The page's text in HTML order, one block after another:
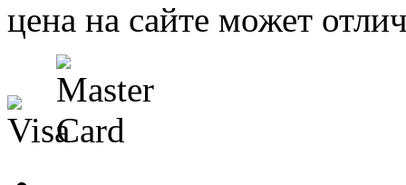
цена на сайте может